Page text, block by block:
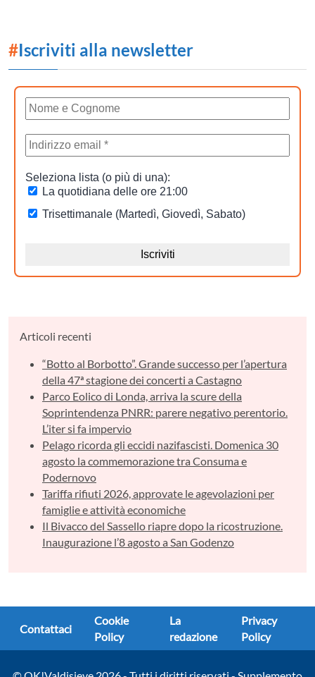
#Iscriviti alla newsletter
Articoli recenti
“Botto al Borbotto”. Grande successo per l’apertura
della 47ª stagione dei concerti a Castagno
Parco Eolico di Londa, arriva la scure della
Soprintendenza PNRR: parere negativo perentorio.
L’iter si fa impervio
Pelago ricorda gli eccidi nazifascisti. Domenica 30
agosto la commemorazione tra Consuma e
Podernovo
Tariffa rifiuti 2026, approvate le agevolazioni per
famiglie e attività economiche
Il Bivacco del Sassello riapre dopo la ricostruzione.
Inaugurazione l’8 agosto a San Godenzo
Contattaci
Cookie
Policy
La
redazione
Privacy
Policy